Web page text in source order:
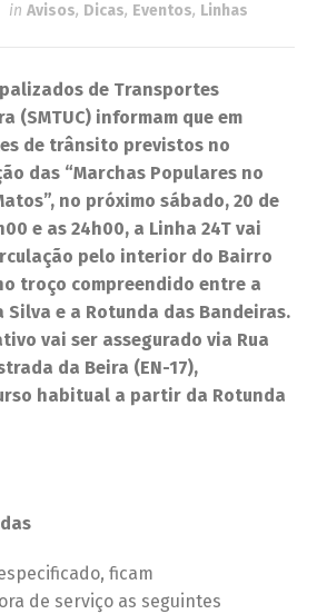
in Avisos, Dicas, Eventos, Linhas
de Transportes
(SMTUC) informam que em
de trânsito previstos no
das “Marchas Populares no
no próximo sábado, 20 de
e as 24h00, a Linha 24T vai
pelo interior do Bairro
troço compreendido entre a
Silva e a Rotunda das Bandeiras.
vai ser assegurado via Rua
da Beira (EN-17),
habitual a partir da Rotunda
ficam
de serviço as seguintes